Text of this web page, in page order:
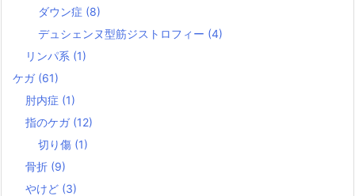
ダウン症 (8)
デュシェンヌ型筋ジストロフィー (4)
リンパ系 (1)
ケガ (61)
肘内症 (1)
指のケガ (12)
切り傷 (1)
骨折 (9)
やけど (3)